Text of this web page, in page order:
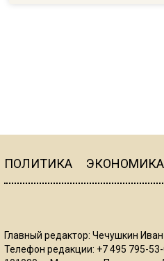
ПОЛИТИКА ЭКОНОМИКА
Главный редактор: Чечушкин Иван
Телефон редакции: +7 495 795-